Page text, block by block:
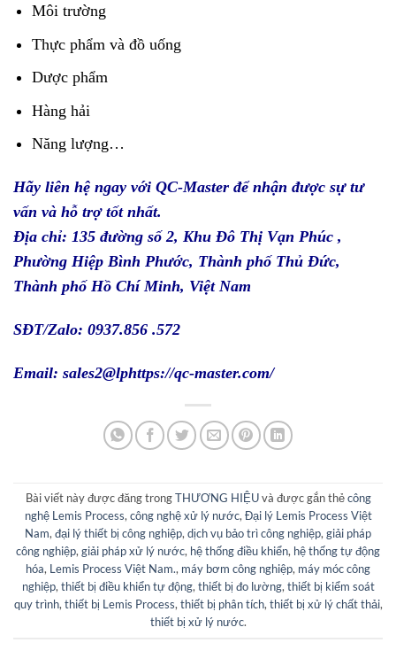
Môi trường
Thực phẩm và đồ uống
Dược phẩm
Hàng hải
Năng lượng…
Hãy liên hệ ngay với QC-Master để nhận được sự tư
vấn và hỗ trợ tốt nhất.
Địa chỉ: 135 đường số 2, Khu Đô Thị Vạn Phúc ,
Phường Hiệp Bình Phước, Thành phố Thủ Đức,
Thành phố Hồ Chí Minh, Việt Nam
SĐT/Zalo: 0937.856 .572
Email: sales2@lphttps://qc-master.com/
Bài viết này được đăng trongTHƯƠNG HIỆUvà được gắn thẻcông
nghệ Lemis Process,công nghệ xử lý nước,Đại lý Lemis Process Việt
Nam,đại lý thiết bị công nghiệp,dịch vụ bảo trì công nghiệp,giải pháp
công nghiệp,giải pháp xử lý nước, hệ thống điều khiển, hệ thống tự động
hóa, Lemis Process Việt Nam., máy bơm công nghiệp, máy móc công
nghiệp,thiết bị điều khiển tự động,thiết bị đo lường,thiết bị kiểm soát
quy trình,thiết bị Lemis Process,thiết bị phân tích,thiết bị xử lý chất thải,
thiết bị xử lý nước.